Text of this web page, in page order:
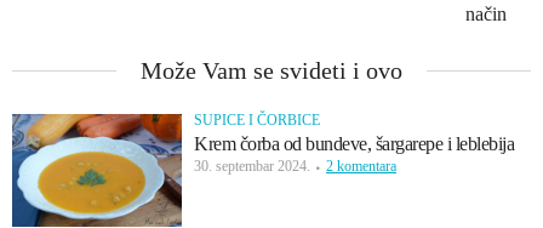
način
Može Vam se svideti i ovo
SUPICE I ČORBICE
Krem čorba od bundeve, šargarepe i leblebija
30. septembar 2024. 2 komentara